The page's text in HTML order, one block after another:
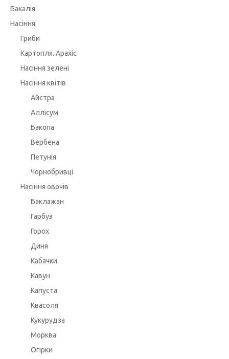
Бакалія
Насіння
Гриби
Картопля. Арахіс
Насіння зелені
Насіння квітів
Айстра
Аллісум
Бакопа
Вербена
Петунія
Чорнобривці
Насіння овочів
Баклажан
Гарбуз
Горох
Диня
Кабачки
Кавун
Капуста
Квасоля
Кукурудза
Морква
Огірки